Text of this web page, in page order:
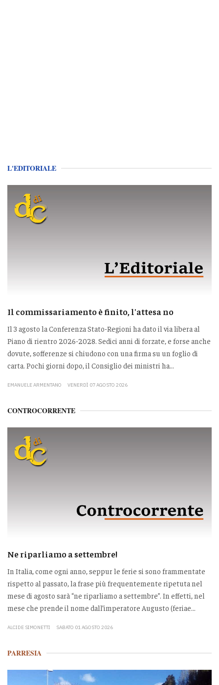
L'EDITORIALE
Il commissariamento è finito, l'attesa no
Il 3 agosto la Conferenza Stato-Regioni ha dato il via libera al
Piano di rientro 2026-2028. Sedici anni di forzate, e forse anche
dovute, sofferenze si chiudono con una firma su un foglio di
carta. Pochi giorni dopo, il Consiglio dei ministri ha...
EMANUELE ARMENTANO VENERDÌ 07 AGOSTO 2026
CONTROCORRENTE
Ne riparliamo a settembre!
In Italia, come ogni anno, seppur le ferie si sono frammentate
rispetto al passato, la frase più frequentemente ripetuta nel
mese di agosto sarà “ne riparliamo a settembre”. In effetti, nel
mese che prende il nome dall’imperatore Augusto (feriae...
ALCIDE SIMONETTI SABATO 01 AGOSTO 2026
PARRESIA